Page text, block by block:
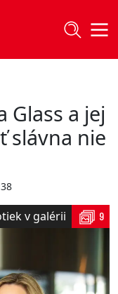
Glass a jej
slávna nie
v galérii 9